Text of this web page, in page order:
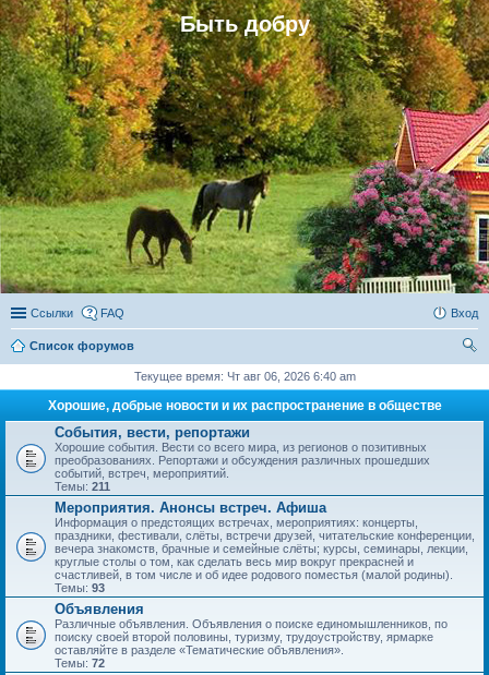
Быть добру
Ссылки FAQ Вход
Список форумов
Текущее время: Чт авг 06, 2026 6:40 am
Хорошие, добрые новости и их распространение в обществе
События, вести, репортажи
Хорошие события. Вести со всего мира, из регионов о позитивных
преобразованиях. Репортажи и обсуждения различных прошедших
событий, встреч, мероприятий.
Темы: 211
Мероприятия. Анонсы встреч. Афиша
Информация о предстоящих встречах, мероприятиях: концерты,
праздники, фестивали, слёты, встречи друзей, читательские конференции,
вечера знакомств, брачные и семейные слёты; курсы, семинары, лекции,
круглые столы о том, как сделать весь мир вокруг прекрасней и
счастливей, в том числе и об идее родового поместья (малой родины).
Темы: 93
Объявления
Различные объявления. Объявления о поиске единомышленников, по
поиску своей второй половины, туризму, трудоустройству, ярмарке
оставляйте в разделе «Тематические объявления».
Темы: 72